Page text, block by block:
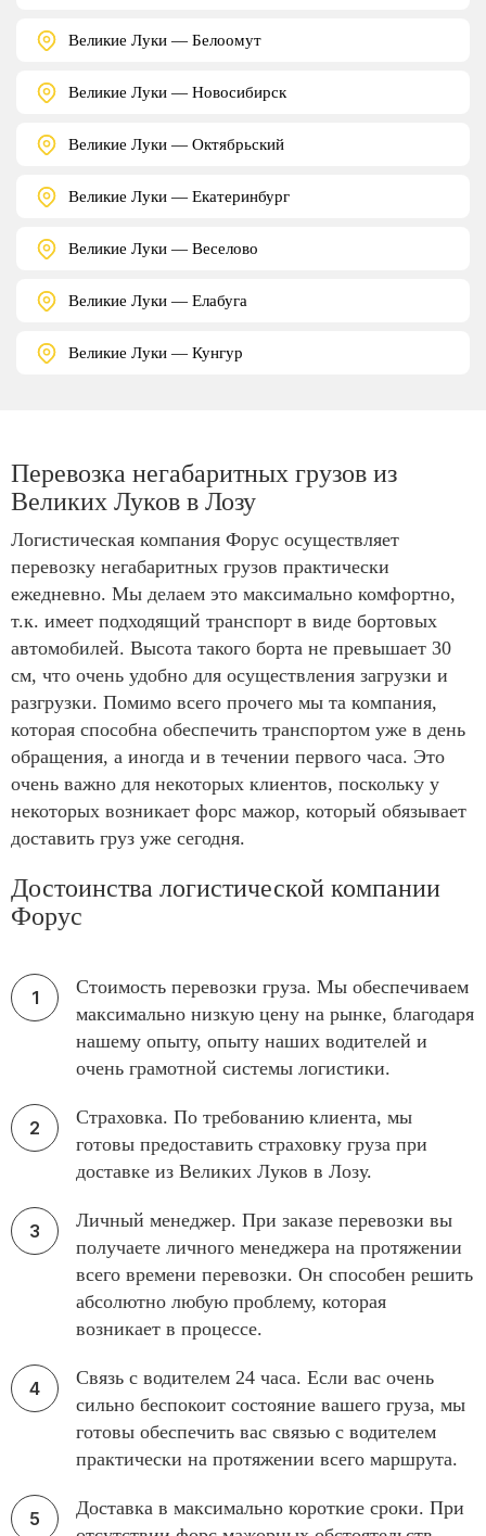
Великие Луки — Белоомут
Великие Луки — Новосибирск
Великие Луки — Октябрьский
Великие Луки — Екатеринбург
Великие Луки — Веселово
Великие Луки — Елабуга
Великие Луки — Кунгур
Перевозка негабаритных грузов из
Великих Луков в Лозу
Логистическая компания Форус осуществляет
перевозку негабаритных грузов практически
ежедневно. Мы делаем это максимально комфортно,
т.к. имеет подходящий транспорт в виде бортовых
автомобилей. Высота такого борта не превышает 30
см, что очень удобно для осуществления загрузки и
разгрузки. Помимо всего прочего мы та компания,
которая способна обеспечить транспортом уже в день
обращения, а иногда и в течении первого часа. Это
очень важно для некоторых клиентов, поскольку у
некоторых возникает форс мажор, который обязывает
доставить груз уже сегодня.
Достоинства логистической компании
Форус
Стоимость перевозки груза. Мы обеспечиваем
максимально низкую цену на рынке, благодаря
нашему опыту, опыту наших водителей и
очень грамотной системы логистики.
Страховка. По требованию клиента, мы
готовы предоставить страховку груза при
доставке из Великих Луков в Лозу.
Личный менеджер. При заказе перевозки вы
получаете личного менеджера на протяжении
всего времени перевозки. Он способен решить
абсолютно любую проблему, которая
возникает в процессе.
Связь с водителем 24 часа. Если вас очень
сильно беспокоит состояние вашего груза, мы
готовы обеспечить вас связью с водителем
практически на протяжении всего маршрута.
Доставка в максимально короткие сроки. При